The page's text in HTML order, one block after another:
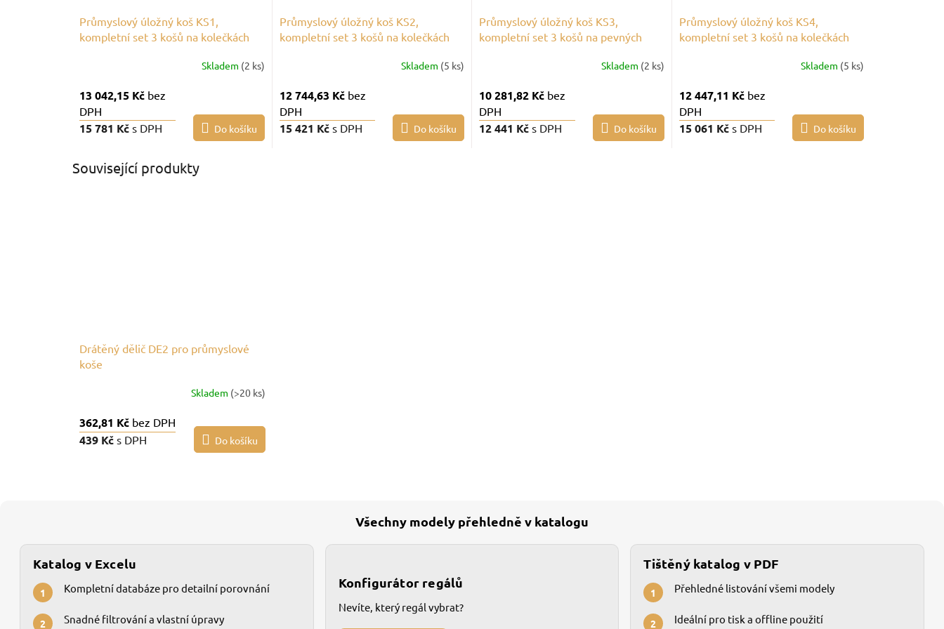
Průmyslový úložný koš KS1,
kompletní set 3 košů na kolečkách
Skladem (2 ks)
13 042,15 Kč bez
DPH
15 781 Kč s DPH Do košíku
Průmyslový úložný koš KS2,
kompletní set 3 košů na kolečkách
Skladem (5 ks)
12 744,63 Kč bez
DPH
15 421 Kč s DPH Do košíku
Průmyslový úložný koš KS3,
kompletní set 3 košů na pevných
Skladem (2 ks)
10 281,82 Kč bez
DPH
12 441 Kč s DPH Do košíku
Průmyslový úložný koš KS4,
kompletní set 3 košů na kolečkách
Skladem (5 ks)
12 447,11 Kč bez
DPH
15 061 Kč s DPH Do košíku
Související produkty
Drátěný dělič DE2 pro průmyslové
koše
Skladem (>20 ks)
362,81 Kč bez DPH
439 Kč s DPH Do košíku
Všechny modely přehledně v katalogu
Katalog v Excelu
1 Kompletní databáze pro detailní porovnání
2 Snadné filtrování a vlastní úpravy
Konfigurátor regálů
Nevíte, který regál vybrat?
Tištěný katalog v PDF
1 Přehledné listování všemi modely
2 Ideální pro tisk a offline použití